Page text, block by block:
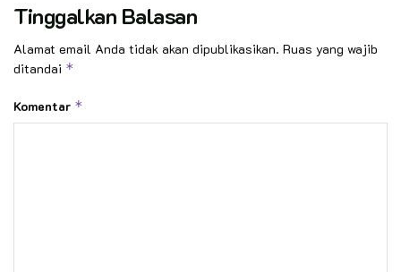
Tinggalkan Balasan
Alamat email Anda tidak akan dipublikasikan. Ruas yang wajib
ditandai *
Komentar *